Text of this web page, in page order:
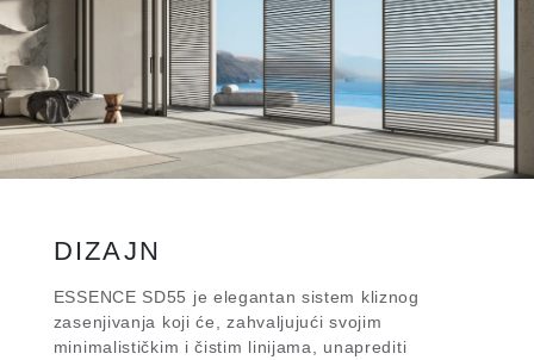
DIZAJN
ESSENCE SD55 je elegantan sistem kliznog
zasenjivanja koji će, zahvaljujući svojim
minimalističkim i čistim linijama, unaprediti